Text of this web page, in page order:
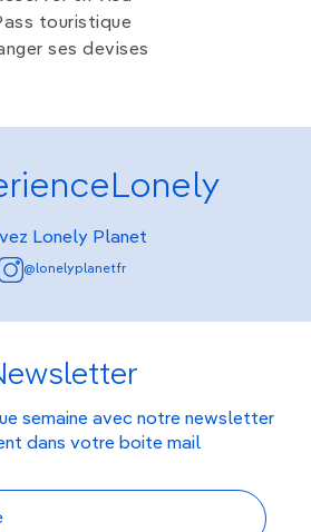
touristique
ses devises
Lonely Planet
@lonelyplanetfr
semaine avec notre newsletter
dans votre boite mail